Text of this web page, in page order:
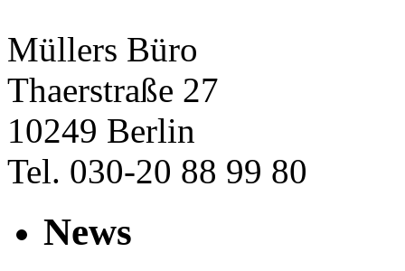
Müllers Büro
Thaerstraße 27
10249 Berlin
Tel. 030-20 88 99 80
News